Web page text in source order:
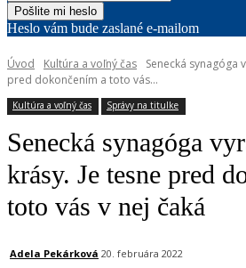
Heslo vám bude zaslané e-mailom
Úvod Kultúra a voľný čas
Senecká synagóga
pred dokončením a toto vás...
Kultúra a voľný čas Správy na titulke
Senecká synagóga
krásy. Je tesne pred
toto vás v nej čaká
Adela Pekárková 20. februára 2022